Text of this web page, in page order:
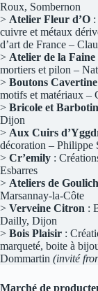
Roux, Sombernon
> Atelier Fleur d’O
cuivre et métaux
d’art de France –
> Atelier de la Faine
mortiers et pilon –
> Boutons Cavertine
motifs et matériaux –
> Bricole et
Dijon
> Aux Cuirs
décoration – Philippe
> Cr’emily :
Esbarres
> Ateliers de
Marsannay-la-Côte
> Verveine Citron :
Dailly, Dijon
> Bois Plaisir :
marqueté, boite à
Dommartin (invité
Marché de